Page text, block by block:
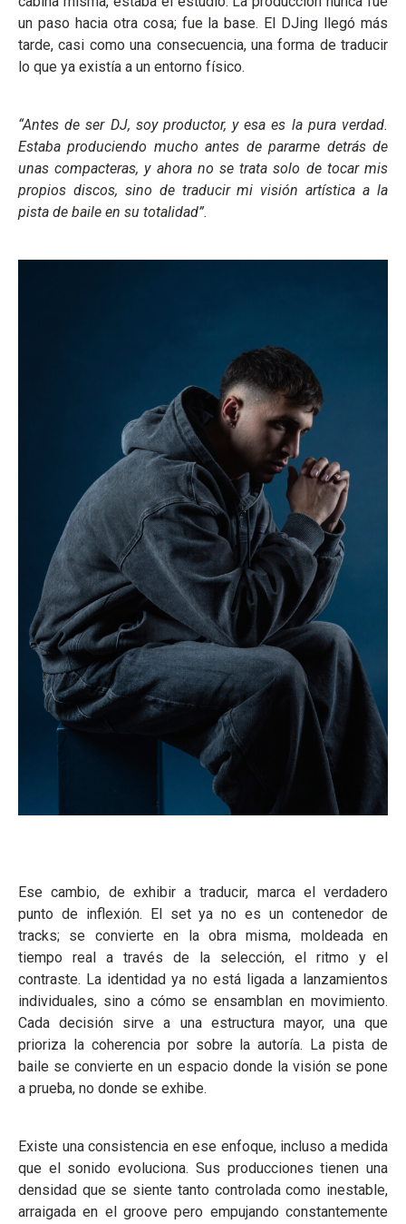
un paso hacia otra cosa; fue la base. El DJing llegó más
tarde, casi como una consecuencia, una forma de traducir
lo que ya existía a un entorno físico.
“Antes de ser DJ, soy productor, y esa es la pura verdad.
Estaba produciendo mucho antes de pararme detrás de
unas compacteras, y ahora no se trata solo de tocar mis
propios discos, sino de traducir mi visión artística a la
pista de baile en su totalidad”.
Ese cambio, de exhibir a traducir, marca el verdadero
punto de inflexión. El set ya no es un contenedor de
tracks; se convierte en la obra misma, moldeada en
tiempo real a través de la selección, el ritmo y el
contraste. La identidad ya no está ligada a lanzamientos
individuales, sino a cómo se ensamblan en movimiento.
Cada decisión sirve a una estructura mayor, una que
prioriza la coherencia por sobre la autoría. La pista de
baile se convierte en un espacio donde la visión se pone
a prueba, no donde se exhibe.
Existe una consistencia en ese enfoque, incluso a medida
que el sonido evoluciona. Sus producciones tienen una
densidad que se siente tanto controlada como inestable,
arraigada en el groove pero empujando constantemente